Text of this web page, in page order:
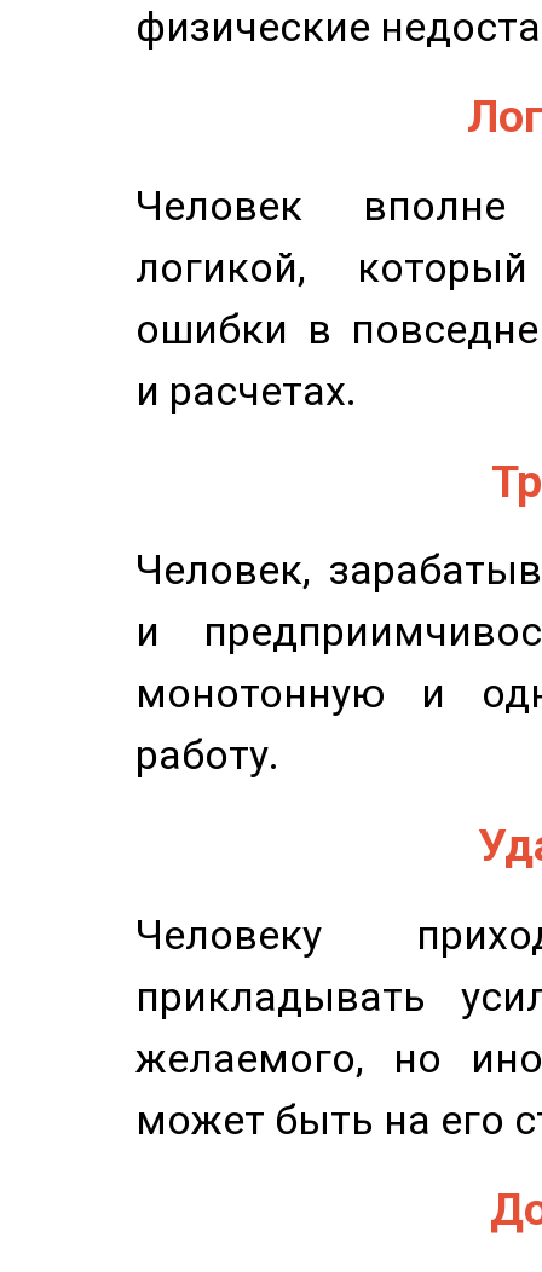
физические
Человек
логикой,
ошибки в
и расчетах.
Человек,
и
монотонную и
работу.
Человеку
прикладывать
желаемого, но
может быть на его